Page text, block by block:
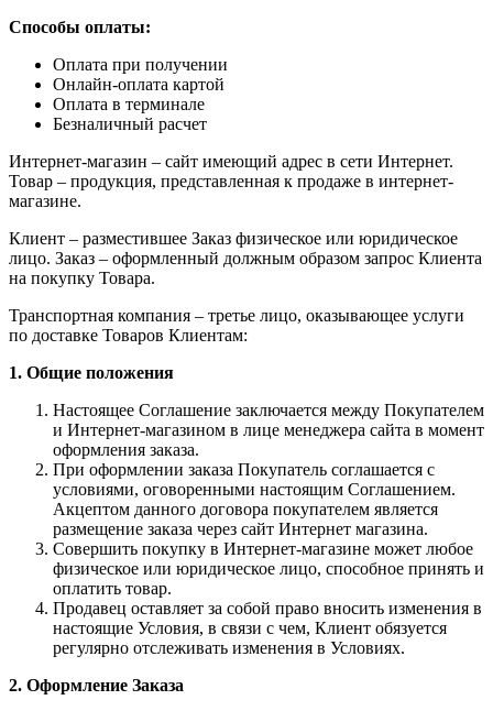
Способы оплаты:
Оплата при получении
Онлайн-оплата картой
Оплата в терминале
Безналичный расчет
Интернет-магазин – сайт имеющий адрес в сети Интернет.
Товар – продукция, представленная к продаже в интернет-
магазине.
Клиент – разместившее Заказ физическое или юридическое
лицо. Заказ – оформленный должным образом запрос Клиента
на покупку Товара.
Транспортная компания – третье лицо, оказывающее услуги
по доставке Товаров Клиентам:
1. Общие положения
Настоящее Соглашение заключается между Покупателем
и Интернет-магазином в лице менеджера сайта в момент
оформления заказа.
При оформлении заказа Покупатель соглашается с
условиями, оговоренными настоящим Соглашением.
Акцептом данного договора покупателем является
размещение заказа через сайт Интернет магазина.
Совершить покупку в Интернет-магазине может любое
физическое или юридическое лицо, способное принять и
оплатить товар.
Продавец оставляет за собой право вносить изменения в
настоящие Условия, в связи с чем, Клиент обязуется
регулярно отслеживать изменения в Условиях.
2. Оформление Заказа